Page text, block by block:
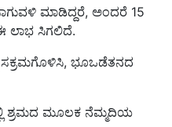
ಮಾಡಿದ್ದರೆ, ಅಂದರೆ 15
ಲಾಭ ಸಿಗಲಿದೆ.
ಭೂಒಡೆತನದ
ಶ್ರಮದ ಮೂಲಕ ನೆಮ್ಮದಿಯ